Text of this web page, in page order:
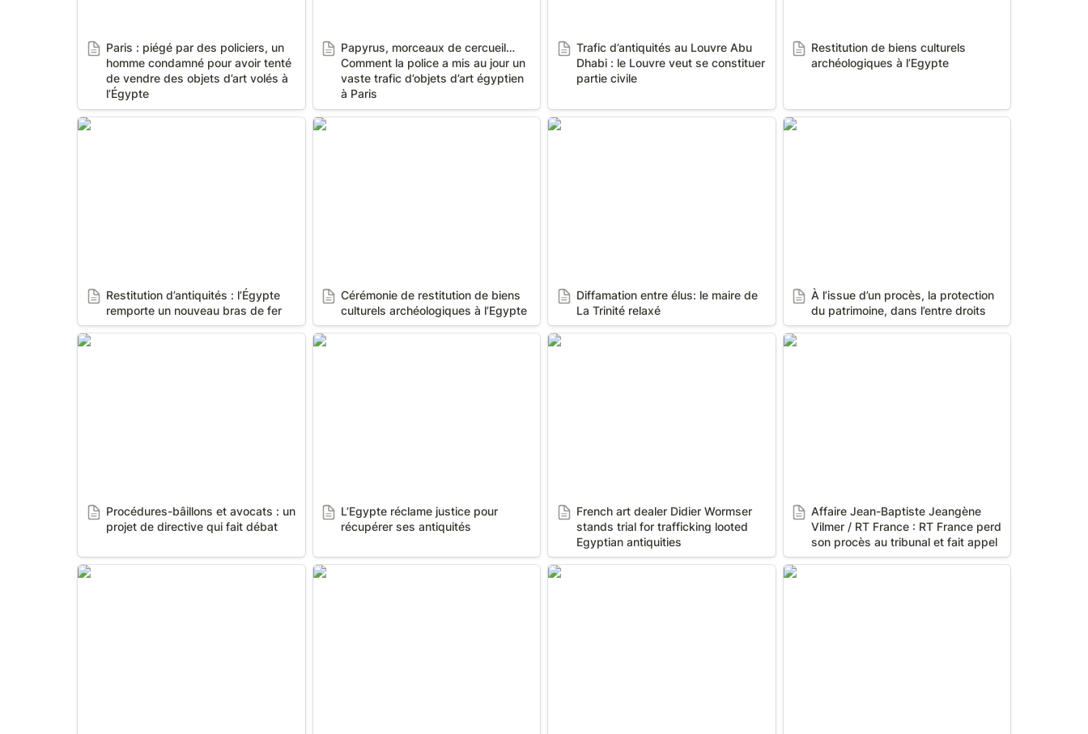
Paris : piégé par des policiers, un
homme condamné pour avoir tenté
de vendre des objets d’art volés à
l’Égypte
Papyrus, morceaux de cercueil…
Comment la police a mis au jour un
vaste trafic d’objets d’art égyptien
à Paris
Trafic d’antiquités au Louvre Abu
Dhabi : le Louvre veut se constituer
partie civile
Restitution de biens culturels
archéologiques à l’Egypte
Restitution d’antiquités : l’Égypte
Restitution d’antiquités : l’Égypte
remporte un nouveau bras de fer
Cérémonie de restitution de biens
Cérémonie de restitution de biens
culturels archéologiques à l’Egypte
Diffamation entre élus: le maire de
Diffamation entre élus: le maire de
La Trinité relaxé
À l’issue d’un procès, la protection
À l’issue d’un procès, la protection
du patrimoine, dans l’entre droits
Procédures-bâillons et avocats : un
Procédures-bâillons et avocats : un
projet de directive qui fait débat
L’Egypte réclame justice pour
L’Egypte réclame justice pour
récupérer ses antiquités
French art dealer Didier Wormser
French art dealer Didier Wormser
stands trial for trafficking looted
Egyptian antiquities
Affaire Jean-Baptiste Jeangène
Affaire Jean-Baptiste Jeangène
Vilmer / RT France : RT France perd
son procès au tribunal et fait appel
"Manipulation", "falsifications" : Le
RT FRANCE au tribunal https://www.dailymotion.com/video/x6gknachttps://www.bfmtv.com/replay-